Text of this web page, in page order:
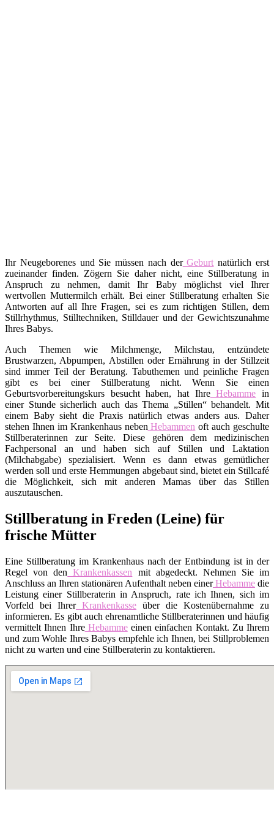
Ihr Neugeborenes und Sie müssen nach derGeburt natürlich erst
zueinander finden. Zögern Sie daher nicht, eine Stillberatung in
Anspruch zu nehmen, damit Ihr Baby möglichst viel Ihrer
wertvollen Muttermilch erhält. Bei einer Stillberatung erhalten Sie
Antworten auf all Ihre Fragen, sei es zum richtigen Stillen, dem
Stillrhythmus, Stilltechniken, Stilldauer und der Gewichtszunahme
Ihres Babys.
Auch Themen wie Milchmenge, Milchstau, entzündete
Brustwarzen, Abpumpen, Abstillen oder Ernährung in der Stillzeit
sind immer Teil der Beratung. Tabuthemen und peinliche Fragen
gibt es bei einer Stillberatung nicht. Wenn Sie einen
Geburtsvorbereitungskurs besucht haben, hat IhreHebamme in
einer Stunde sicherlich auch das Thema „Stillen“ behandelt. Mit
einem Baby sieht die Praxis natürlich etwas anders aus. Daher
stehen Ihnen im Krankenhaus neben Hebammen oft auch geschulte
Stillberaterinnen zur Seite. Diese gehören dem medizinischen
Fachpersonal an und haben sich auf Stillen und Laktation
(Milchabgabe) spezialisiert. Wenn es dann etwas gemütlicher
werden soll und erste Hemmungen abgebaut sind, bietet ein Stillcafé
die Möglichkeit, sich mit anderen Mamas über das Stillen
auszutauschen.
Stillberatung in Freden (Leine) für
frische Mütter
Eine Stillberatung im Krankenhaus nach der Entbindung ist in der
Regel von den Krankenkassen mit abgedeckt. Nehmen Sie im
Anschluss an Ihren stationären Aufenthalt neben einerHebamme die
Leistung einer Stillberaterin in Anspruch, rate ich Ihnen, sich im
Vorfeld bei IhrerKrankenkasse über die Kostenübernahme zu
informieren. Es gibt auch ehrenamtliche Stillberaterinnen und häufig
vermittelt Ihnen IhreHebammeeinen einfachen Kontakt. Zu Ihrem
und zum Wohle Ihres Babys empfehle ich Ihnen, bei Stillproblemen
nicht zu warten und eine Stillberaterin zu kontaktieren.